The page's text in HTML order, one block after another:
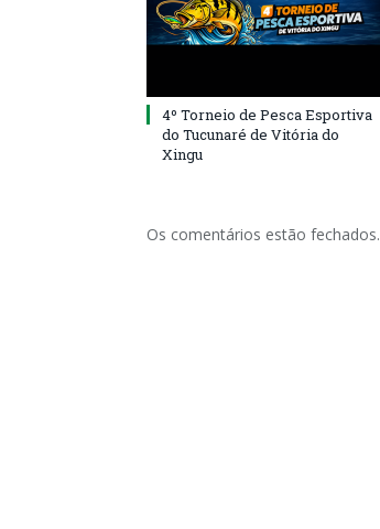
4º Torneio de Pesca Esportiva
do Tucunaré de Vitória do
Xingu
Os comentários estão fechados.